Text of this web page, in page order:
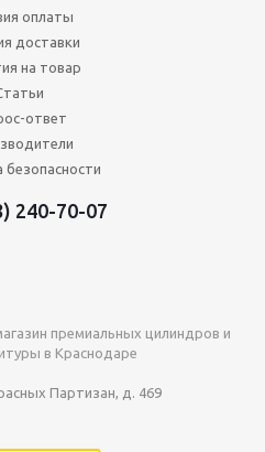
оплаты
доставки
на товар
ответ
безопасности
240-70-07
премиальных цилиндров и
в Краснодаре
Партизан, д. 469